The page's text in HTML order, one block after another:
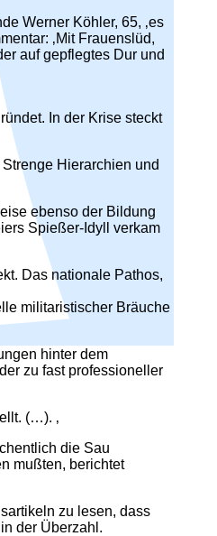
Werner Köhler, 65, ‚es
‚Mit Frauenslüd,
auf gepflegtes Dur und
In der Krise steckt
Hierarchien und
ebenso der Bildung
Spießer-Idyll verkam
Das nationale Pathos,
militaristischer Bräuche
hinter dem
zu fast professioneller
(…). ‚
die Sau
mußten, berichtet
zu lesen, dass
der Überzahl.